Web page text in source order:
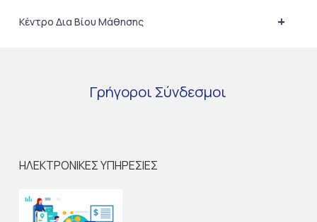
+
Κέντρο Δια Βίου Μάθησης
Γρήγοροι Σύνδεσμοι
ΗΛΕΚΤΡΟΝΙΚΕΣ ΥΠΗΡΕΣΙΕΣ